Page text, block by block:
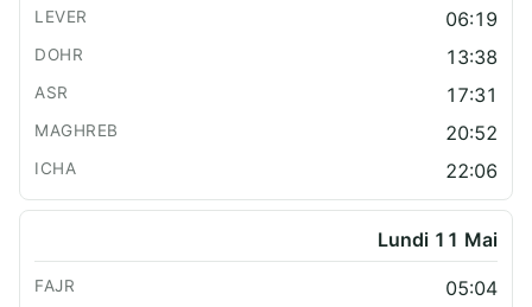
06:19
13:38
17:31
20:52
22:06
Lundi 11 Mai
05:04